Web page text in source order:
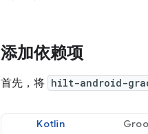
添加依赖项
首先，将 hilt-android-
Kotlin